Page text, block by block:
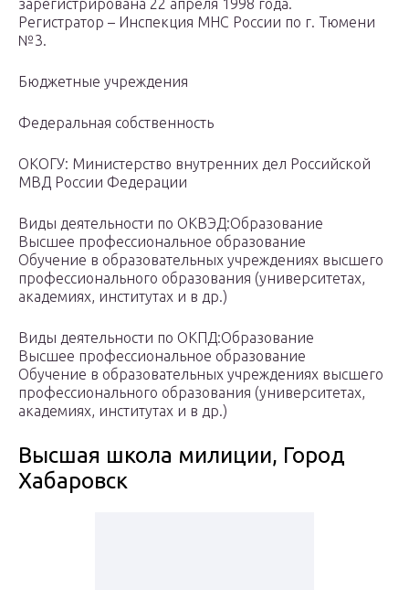
зарегистрирована 22 апреля 1998 года.
Регистратор – Инспекция МНС России по г. Тюмени
№3.
Бюджетные учреждения
Федеральная собственность
ОКОГУ: Министерство внутренних дел Российской
МВД России Федерации
Виды деятельности по ОКВЭД:Образование
Высшее профессиональное образование
Обучение в образовательных учреждениях высшего
профессионального образования (университетах,
академиях, институтах и в др.)
Виды деятельности по ОКПД:Образование
Высшее профессиональное образование
Обучение в образовательных учреждениях высшего
профессионального образования (университетах,
академиях, институтах и в др.)
Высшая школа милиции, Город
Хабаровск